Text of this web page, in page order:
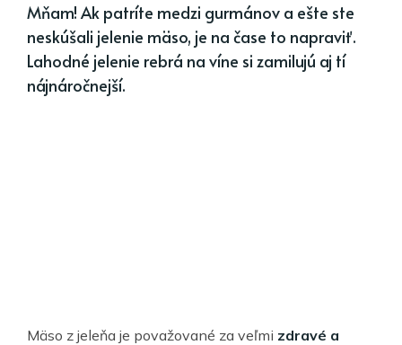
Mňam! Ak patríte medzi gurmánov a ešte ste
neskúšali jelenie mäso, je na čase to napraviť.
Lahodné jelenie rebrá na víne si zamilujú aj tí
nájnáročnejší.
Mäso z jeleňa je považované za veľmi zdravé a